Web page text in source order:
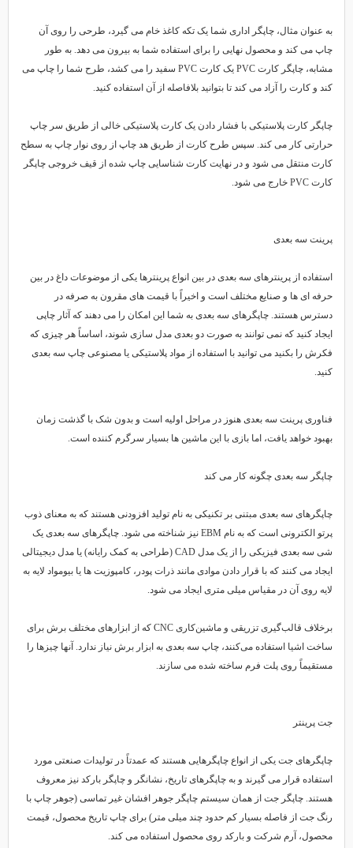
به عنوان مثال، چاپگر اداری شما یک تکه کاغذ خام می گیرد، طرحی را روی آن
چاپ می کند و محصول نهایی را برای استفاده شما به بیرون می دهد. به طور
مشابه، چاپگر کارت PVC یک کارت PVC سفید را می کشد، طرح شما را چاپ می
کند و کارت را آزاد می کند تا بتوانید بلافاصله از آن استفاده کنید.
چاپگر کارت پلاستیکی با فشار دادن یک کارت پلاستیکی خالی از طریق سر چاپ
حرارتی کار می کند. سپس طرح کارت از طریق هد چاپ از روی نوار چاپ به سطح
کارت منتقل می شود و در نهایت کارت شناسایی چاپ شده از قیف خروجی چاپگر
کارت PVC خارج می شود.
پرینت سه بعدی
استفاده از پرینترهای سه بعدی در بین انواع پرینترها یکی از موضوعات داغ در بین
حرفه ای ها و صنایع مختلف است و اخیراً با قیمت های مقرون به صرفه در
دسترس هستند. چاپگرهای سه بعدی به شما این امکان را می دهند که آثار چاپی
ایجاد کنید که نمی توانند به صورت دو بعدی مدل سازی شوند، اساساً هر چیزی که
فکرش را بکنید می توانید با استفاده از مواد پلاستیکی یا مصنوعی چاپ سه بعدی
کنید.
فناوری پرینت سه بعدی هنوز در مراحل اولیه است و بدون شک با گذشت زمان
بهبود خواهد یافت، اما بازی با این ماشین ها بسیار سرگرم کننده است.
چاپگر سه بعدی چگونه کار می کند
چاپگرهای سه بعدی مبتنی بر تکنیکی به نام تولید افزودنی هستند که به معنای ذوب
پرتو الکترونی است که به نام EBM نیز شناخته می شود. چاپگرهای سه بعدی یک
شی سه بعدی فیزیکی را از یک مدل CAD (طراحی به کمک رایانه) یا مدل دیجیتالی
ایجاد می کنند که با قرار دادن موادی مانند ذرات پودر، کامپوزیت ها یا بیومواد لایه به
لایه روی آن در مقیاس میلی متری ایجاد می شود.
برخلاف قالب‌گیری تزریقی و ماشین‌کاری CNC که از ابزارهای مختلف برش برای
ساخت اشیا استفاده می‌کنند، چاپ سه بعدی به ابزار برش نیاز ندارد. آنها چیزها را
مستقیماً روی پلت فرم ساخته شده می سازند.
جت پرینتر
چاپگرهای جت یکی از انواع چاپگرهایی هستند که عمدتاً در تولیدات صنعتی مورد
استفاده قرار می گیرند و به چاپگرهای تاریخ، نشانگر و چاپگر بارکد نیز معروف
هستند. چاپگر جت از همان سیستم چاپگر جوهر افشان غیر تماسی (جوهر چاپ با
رنگ جت از فاصله بسیار کم حدود چند میلی متر) برای چاپ تاریخ محصول، قیمت
محصول، آرم شرکت و بارکد روی محصول استفاده می کند.